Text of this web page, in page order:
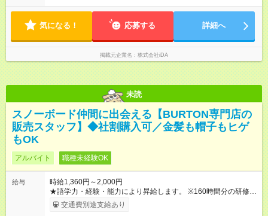
気になる！ 応募する 詳細へ
掲載元企業名 株式会社iDA
未読
スノーボード仲間に出会える【BURTON専門店の
販売スタッフ】◆社割購入可／金髪も帽子もヒゲ
もOK
アルバイト 職種未経験OK
給与
時給1,360円～2,000円
★語学力・経験・能力により昇給します。 ※160時間分の研修期
間あり。期間中は、時給1,226円となります。 【試用期間】試用
期間なし
交通費別途支給あり